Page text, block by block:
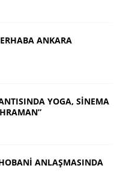
ANKARA
YOGA, SİNEMA
ANLAŞMASINDA